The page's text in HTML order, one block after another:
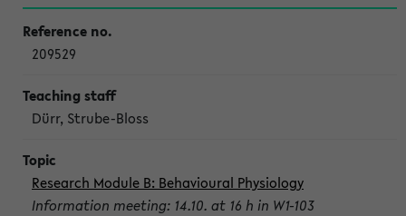
209529
Dürr, Strube-Bloss
Research Module B: Behavioural Physiology
Information meeting: 14.10. at 16 h in W1-103